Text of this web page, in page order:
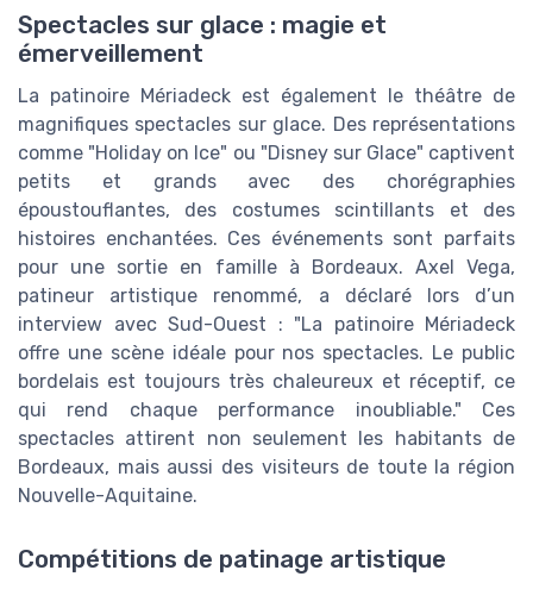
Spectacles sur glace : magie et
émerveillement
La patinoire Mériadeck est également le théâtre de
magnifiques spectacles sur glace. Des représentations
comme "Holiday on Ice" ou "Disney sur Glace" captivent
petits et grands avec des chorégraphies
époustouflantes, des costumes scintillants et des
histoires enchantées. Ces événements sont parfaits
pour une sortie en famille à Bordeaux. Axel Vega,
patineur artistique renommé, a déclaré lors d’un
interview avec Sud-Ouest : "La patinoire Mériadeck
offre une scène idéale pour nos spectacles. Le public
bordelais est toujours très chaleureux et réceptif, ce
qui rend chaque performance inoubliable." Ces
spectacles attirent non seulement les habitants de
Bordeaux, mais aussi des visiteurs de toute la région
Nouvelle-Aquitaine.
Compétitions de patinage artistique